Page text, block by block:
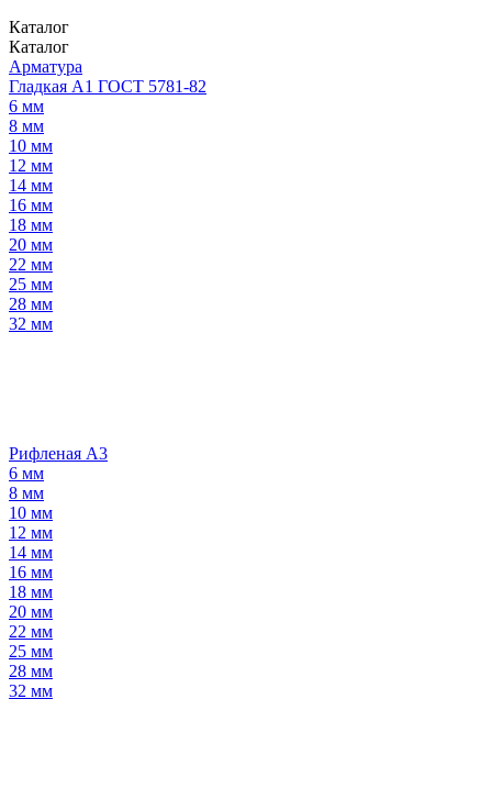
Каталог
Каталог
Арматура
Гладкая А1 ГОСТ 5781-82
6 мм
8 мм
10 мм
12 мм
14 мм
16 мм
18 мм
20 мм
22 мм
25 мм
28 мм
32 мм
Рифленая А3
6 мм
8 мм
10 мм
12 мм
14 мм
16 мм
18 мм
20 мм
22 мм
25 мм
28 мм
32 мм